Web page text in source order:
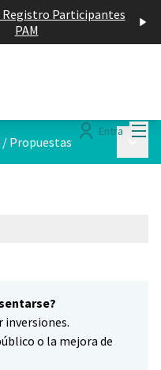
Participantes
PAM
Entra
/ Propuestas
inversiones.
o la mejora de